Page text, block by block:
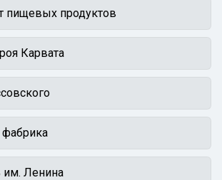
пищевых продуктов
Карвата
Ленина